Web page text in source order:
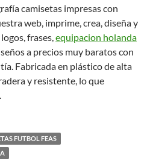
camisetas impresas con
web, imprime, crea, diseña y
frases,equipacion holanda
a precios muy baratos con
Fabricada en plástico de alta
y resistente, lo que
FUTBOL FEAS